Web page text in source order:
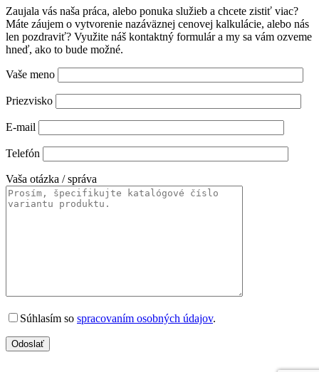
Zaujala vás naša práca, alebo ponuka služieb a chcete zistiť viac?
Máte záujem o vytvorenie nazáväznej cenovej kalkulácie, alebo nás
len pozdraviť? Využite náš kontaktný formulár a my sa vám ozveme
hneď, ako to bude možné.
Vaše meno
Priezvisko
E-mail
Telefón
Vaša otázka / správa
Súhlasím so spracovaním osobných údajov.